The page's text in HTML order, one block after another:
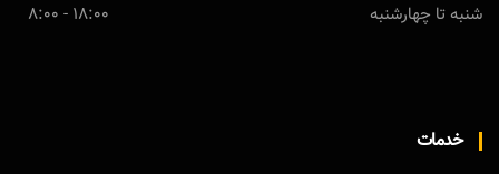
شنبه تا چهارشنبه 18:00 - 8:00
خدمات